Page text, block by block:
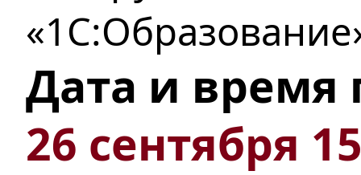
Дата и время
26 сентября